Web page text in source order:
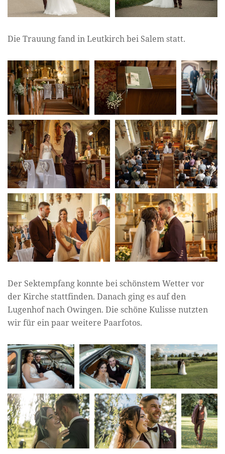
Die Trauung fand in Leutkirch bei Salem statt.
Der Sektempfang konnte bei schönstem Wetter vor
der Kirche stattfinden. Danach ging es auf den
Lugenhof nach Owingen. Die schöne Kulisse nutzten
wir für ein paar weitere Paarfotos.